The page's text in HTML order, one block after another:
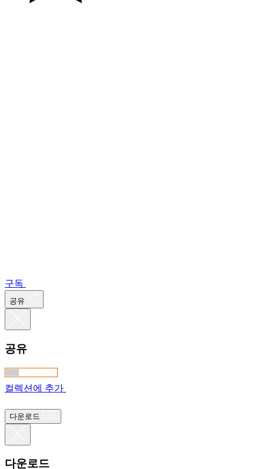
구독
공유
공유
컬렉션에 추가
다운로드
다운로드